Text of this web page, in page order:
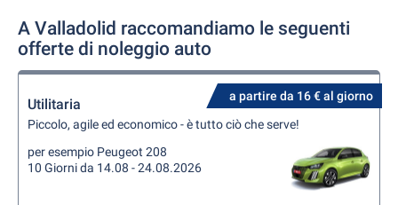
A Valladolid raccomandiamo le seguenti
offerte di noleggio auto
a partire da 16 € al giorno
Utilitaria
Piccolo, agile ed economico - è tutto ciò che serve!
per esempio Peugeot 208
10 Giorni da 14.08 - 24.08.2026